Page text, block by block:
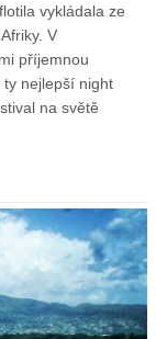
vykládala ze
V
příjemnou
nejlepší night
na světě